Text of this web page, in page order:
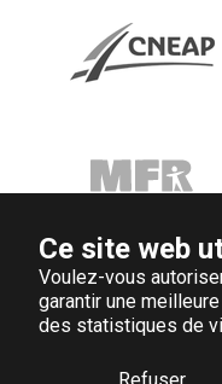
Ce site web
Voulez-vous
garantir une
des statistiques de